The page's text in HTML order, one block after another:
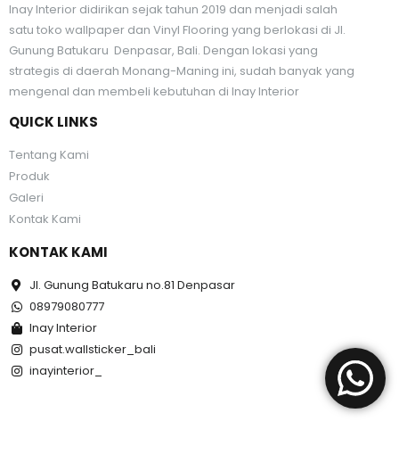
Inay Interior didirikan sejak tahun 2019 dan menjadi salah
satu toko wallpaper dan Vinyl Flooring yang berlokasi di Jl.
Gunung Batukaru Denpasar, Bali. Dengan lokasi yang
strategis di daerah Monang-Maning ini, sudah banyak yang
mengenal dan membeli kebutuhan di Inay Interior
QUICK LINKS
Tentang Kami
Produk
Galeri
Kontak Kami
KONTAK KAMI
Jl. Gunung Batukaru no.81 Denpasar
08979080777
Inay Interior
pusat.wallsticker_bali
inayinterior_